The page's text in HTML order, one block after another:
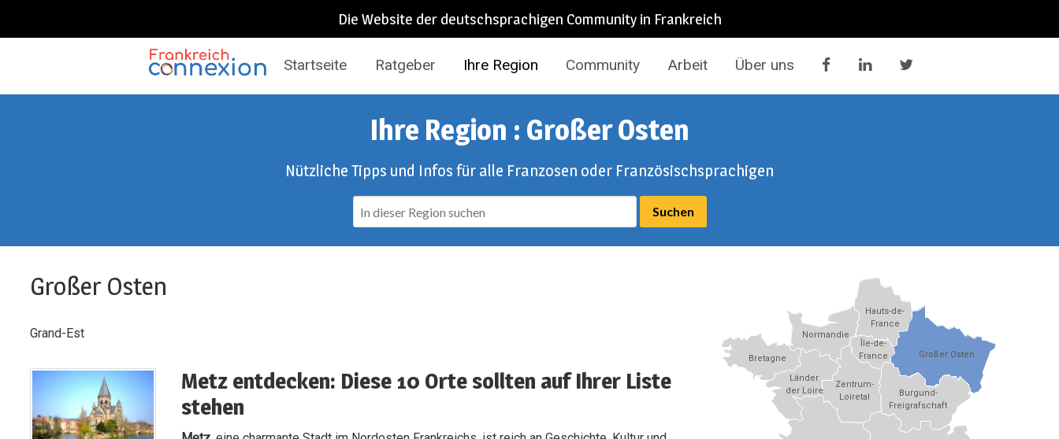
Die Website der deutschsprachigen Community in Frankreich
Frankreich Connexion Startseite Ratgeber Ihre Region Community Arbeit Über uns
Ihre Region : Großer Osten
Nützliche Tipps und Infos für alle Franzosen oder Französischsprachigen
Großer Osten
Grand-Est
Metz entdecken: Diese 10 Orte sollten auf Ihrer Liste
stehen
Île-de-
France
Hauts-de-
France
Normandie
Bretagne
Länder
der Loire
Zentrum-
Loiretal
Burgund-
Freigrafschaft
Großer Osten